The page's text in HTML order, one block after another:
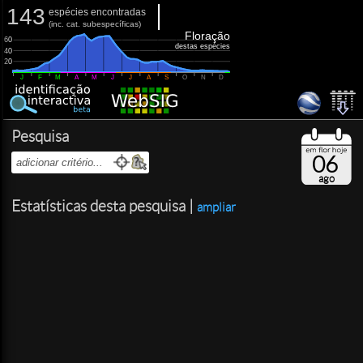
143 espécies encontradas
(inc. cat. subespecíficas)
20
40
60
J F M A M J J A S O N D
Floração
destas espécies
Pesquisa
Estatísticas desta pesquisa | ampliar
06
ago